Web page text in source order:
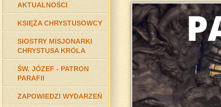
AKTUALNOŚCI
KSIĘŻA CHRYSTUSOWCY
SIOSTRY MISJONARKI
CHRYSTUSA KRÓLA
ŚW. JÓZEF - PATRON
PARAFII
ZAPOWIEDZI WYDARZEŃ